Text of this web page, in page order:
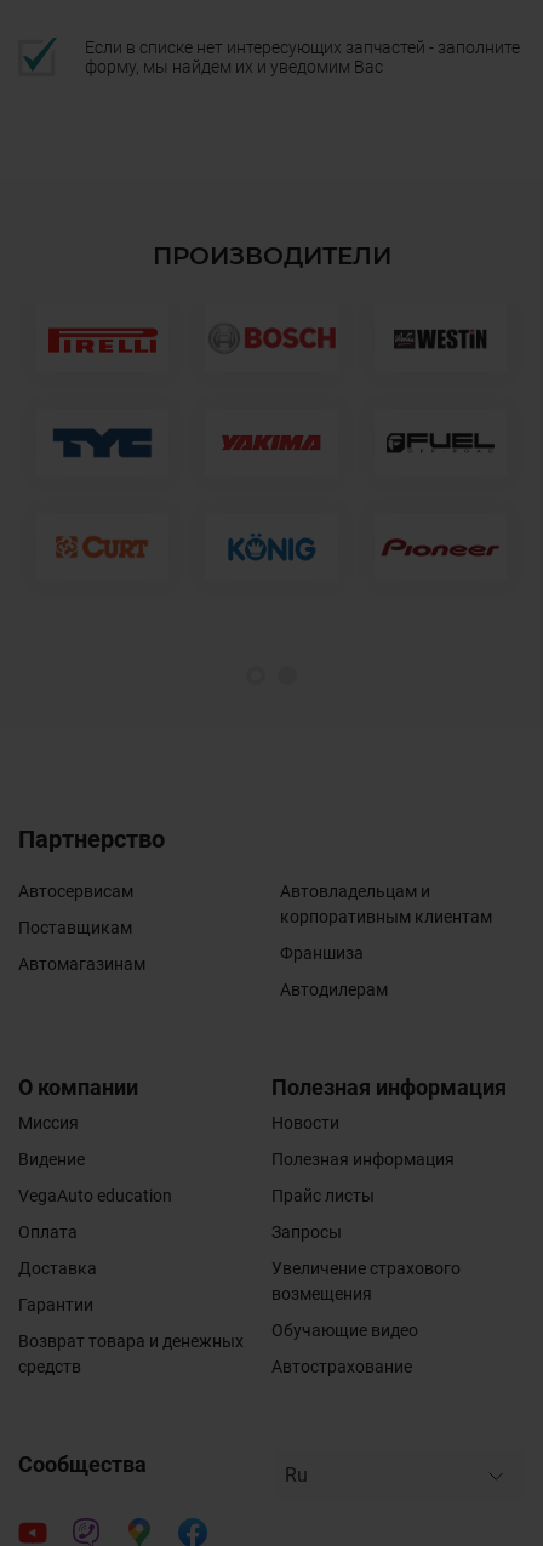
Если в списке нет интересующих запчастей - заполните
форму, мы найдем их и уведомим Вас
ПРОИЗВОДИТЕЛИ
Партнерство
Автосервисам
Поставщикам
Автомагазинам
Автовладельцам и
корпоративным клиентам
Франшиза
Автодилерам
О компании
Миссия
Видение
VegaAuto education
Оплата
Доставка
Гарантии
Возврат товара и денежных
средств
Полезная информация
Новости
Полезная информация
Прайс листы
Запросы
Увеличение страхового
возмещения
Обучающие видео
Автострахование
Сообщества